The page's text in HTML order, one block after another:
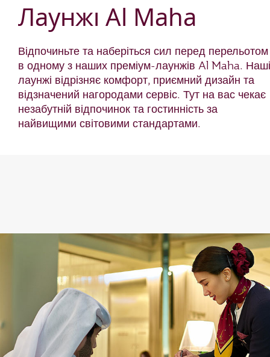
Лаунжі Al Maha
Відпочиньте та наберіться сил перед перельотом
в одному з наших преміум-лаунжів Al Maha. Наші
лаунжі відрізняє комфорт, приємний дизайн та
відзначений нагородами сервіс. Тут на вас чекає
незабутній відпочинок та гостинність за
найвищими світовими стандартами.